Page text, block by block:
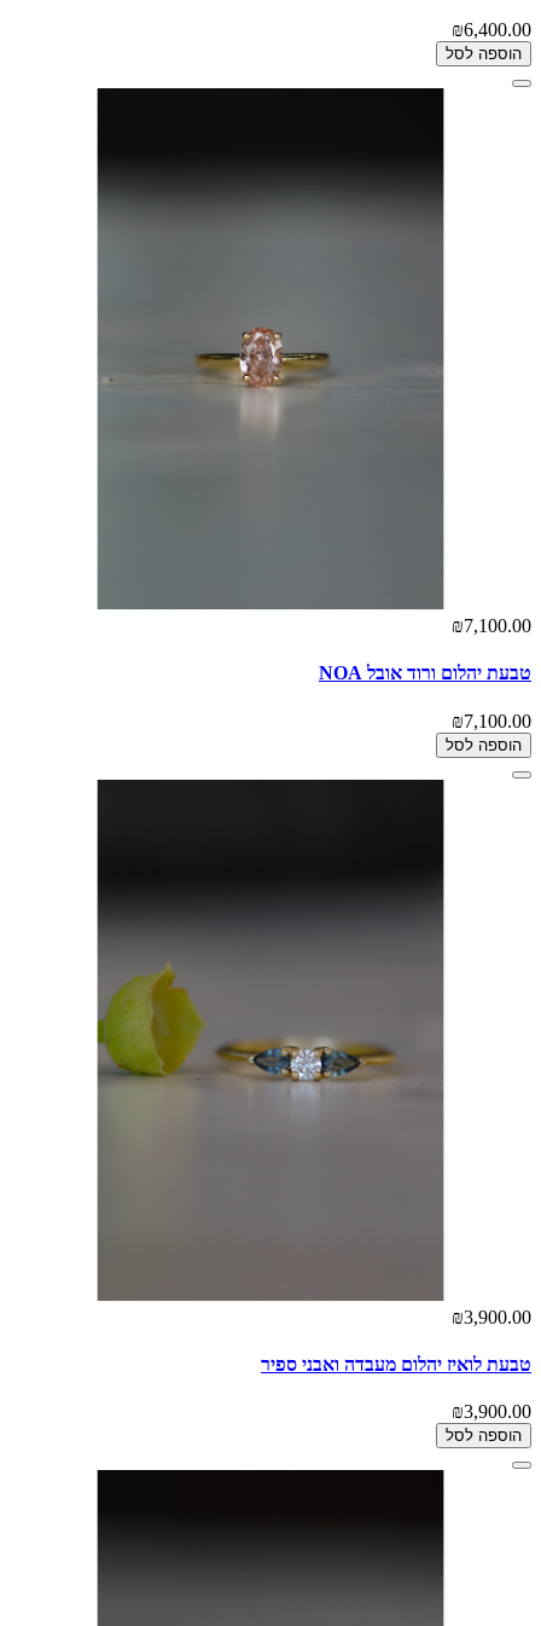
₪6,400.00
הוספה לסל
₪7,100.00
טבעת יהלום ורוד אובל NOA
₪7,100.00
הוספה לסל
₪3,900.00
טבעת לואיז יהלום מעבדה ואבני ספיר
₪3,900.00
הוספה לסל